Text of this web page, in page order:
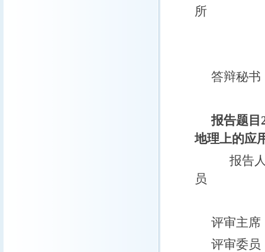
所
答辩秘
报告题目
地理上的应
报告
员
评审主
评审委